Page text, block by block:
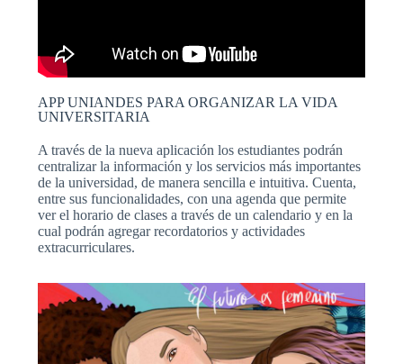
APP UNIANDES PARA ORGANIZAR LA VIDA
UNIVERSITARIA
A través de la nueva aplicación los estudiantes podrán
centralizar la información y los servicios más importantes
de la universidad, de manera sencilla e intuitiva. Cuenta,
entre sus funcionalidades, con una agenda que permite
ver el horario de clases a través de un calendario y en la
cual podrán agregar recordatorios y actividades
extracurriculares.